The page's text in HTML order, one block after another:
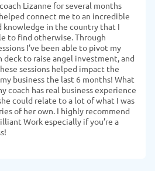
Lizanne for several months
connect me to an incredible
knowledge in the country that I
to find otherwise. Through
I’ve been able to pivot my
deck to raise angel investment, and
sessions helped impact the
business the last 6 months! What
coach has real business experience
could relate to a lot of what I was
of her own. I highly recommend
Work especially if you’re a